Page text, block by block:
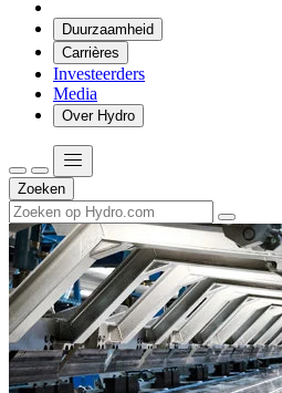
Duurzaamheid
Carrières
Investeerders
Media
Over Hydro
Zoeken